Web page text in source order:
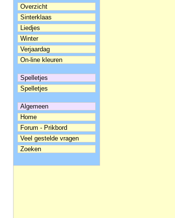
Overzicht
Sinterklaas
Liedjes
Winter
Verjaardag
On-line kleuren
Spelletjes
Spelletjes
Algemeen
Home
Forum - Prikbord
Veel gestelde vragen
Zoeken